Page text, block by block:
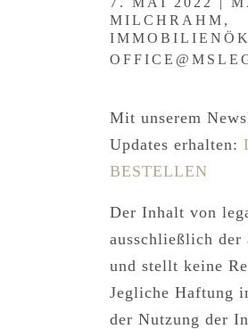
MILCHRAHM,
Mit unserem
Updates erhalten:
BESTELLEN
Der Inhalt von
ausschließlich
und stellt keine
Jegliche Haftung
der Nutzung der